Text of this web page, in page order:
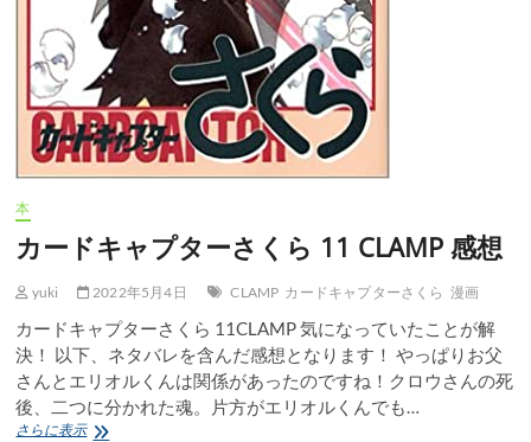
く
ら
小
狼
と
月
峰
神
想
本
カードキャプターさくら 11 CLAMP 感想
yuki 2022年5月4日 CLAMP カードキャプターさくら 漫画
カードキャプターさくら 11CLAMP 気になっていたことが解
決！ 以下、ネタバレを含んだ感想となります！ やっぱりお父
さんとエリオルくんは関係があったのですね！クロウさんの死
後、二つに分かれた魂。片方がエリオルくんでも…
さらに表示カ